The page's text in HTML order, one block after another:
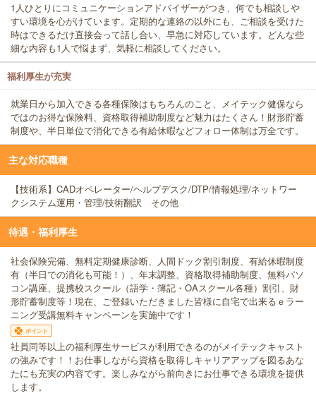
1人ひとりにコミュニケーションアドバイザーがつき、何でも相談しや
すい環境を心がけています。定期的な連絡の以外にも、ご相談を受けた
時はできるだけ直接会って話し合い、早急に対応しています。どんな些
細な内容も1人で悩まず、気軽に相談してください。
福利厚生が充実
就業日から加入できる各種保険はもちろんのこと、メイテック健保なら
ではのお得な保険料、資格取得補助制度など魅力はたくさん！財形貯蓄
制度や、半日単位で消化できる有給休暇などフォロー体制は万全です。
主な対応職種
【技術系】CADオペレーター/ヘルプデスク/DTP/情報処理/ネットワー
クシステム運用・管理/技術翻訳 その他
待遇・福利厚生
社会保険完備、無料定期健康診断、人間ドック割引制度、有給休暇制度
有（半日での消化も可能！）、年末調整、資格取得補助制度、無料パソ
コン講座、提携校スクール（語学・簿記・OAスクール各種）割引、財
形貯蓄制度等！現在、ご登録いただきました皆様に自宅で出来るｅラー
ニング受講無料キャンペーンを実施中です！
ポイント
社員同等以上の福利厚生サービスが利用できるのがメイテックキャスト
の強みです！！お仕事しながら資格を取得しキャリアアップを図るあな
たにも充実の内容です。楽しみながら前向きにお仕事できる環境を提供
します。